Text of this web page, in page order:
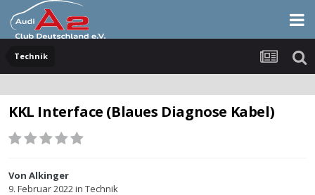
Technik
KKL Interface (Blaues Diagnose Kabel)
Von Alkinger
9. Februar 2022in Technik